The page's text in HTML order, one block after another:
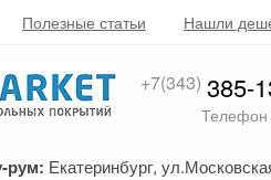
Полезные статьи Нашли
+7(343) 385-
Телефон
рум: Екатеринбург,